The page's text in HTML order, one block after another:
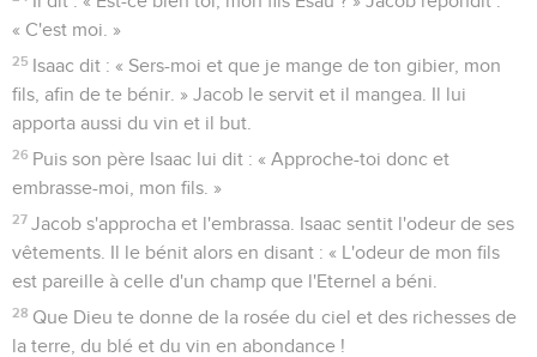
« C'est moi. »
25 Isaac dit : « Sers-moi et que je mange de ton gibier, mon
fils, afin de te bénir. » Jacob le servit et il mangea. Il lui
apporta aussi du vin et il but.
26 Puis son père Isaac lui dit : « Approche-toi donc et
embrasse-moi, mon fils. »
27 Jacob s'approcha et l'embrassa. Isaac sentit l'odeur de ses
vêtements. Il le bénit alors en disant : « L'odeur de mon fils
est pareille à celle d'un champ que l'Eternel a béni.
28 Que Dieu te donne de la rosée du ciel et des richesses de
la terre, du blé et du vin en abondance !